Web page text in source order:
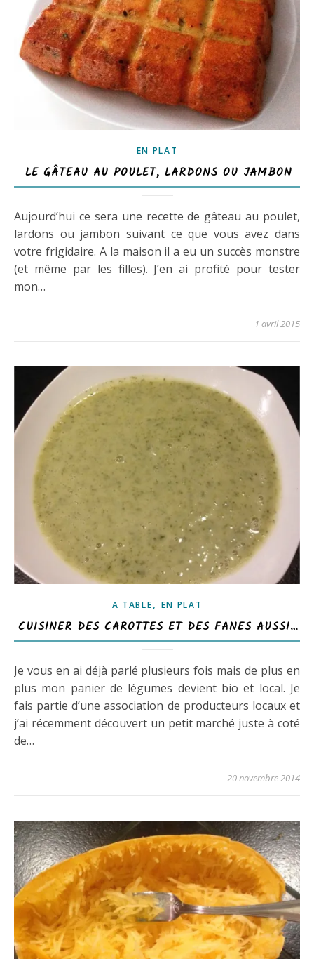
EN PLAT
LE GÂTEAU AU POULET, LARDONS OU JAMBON
Aujourd’hui ce sera une recette de gâteau au poulet,
lardons ou jambon suivant ce que vous avez dans
votre frigidaire. A la maison il a eu un succès monstre
(et même par les filles). J’en ai profité pour tester
mon…
1 avril 2015
A TABLE, EN PLAT
CUISINER DES CAROTTES ET DES FANES AUSSI…
Je vous en ai déjà parlé plusieurs fois mais de plus en
plus mon panier de légumes devient bio et local. Je
fais partie d’une association de producteurs locaux et
j’ai récemment découvert un petit marché juste à coté
de…
20 novembre 2014